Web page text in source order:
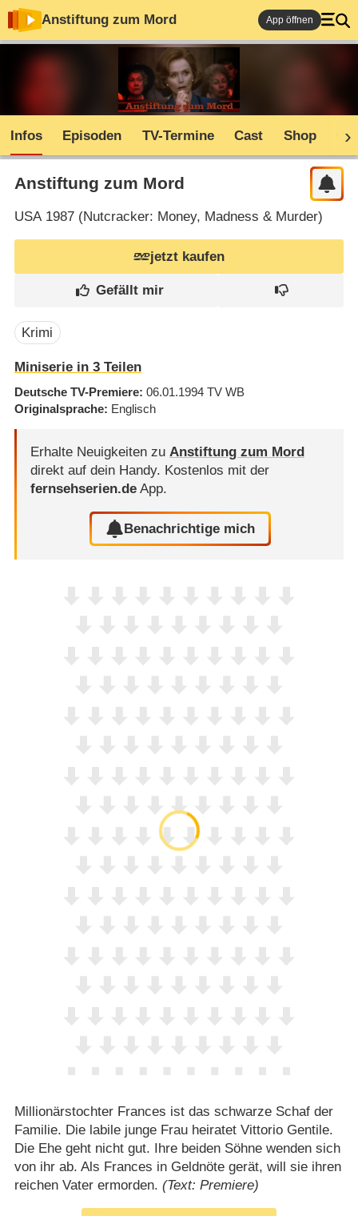
Anstiftung zum Mord App öffnen
Infos Episoden TV-Termine Cast Shop
Anstiftung zum Mord
USA1987 (Nutcracker: Money, Madness & Murder)
jetzt kaufen
Krimi
Miniserie in 3 Teilen
Deutsche TV-Premiere 06.01.1994 TV WB
Originalsprache Englisch
Erhalte Neuigkeiten zu Anstiftung zum Mord
direkt auf dein Handy. Kostenlos mit der
fernsehserien.deApp.
Benachrichtige mich
Millionärstochter Frances ist das schwarze Schaf der
Familie. Die labile junge Frau heiratet Vittorio Gentile.
Die Ehe geht nicht gut. Ihre beiden Söhne wenden sich
von ihr ab. Als Frances in Geldnöte gerät, will sie ihren
reichen Vater ermorden. (Text: Premiere)